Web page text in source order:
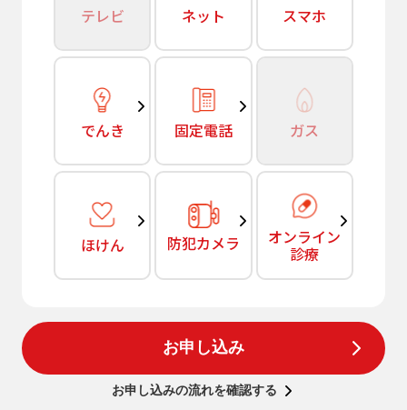
テレビ ネット スマホ
でんき 固定電話 ガス
ほけん 防犯カメラ オンライン
診療
お申し込み
お申し込みの流れを確認する